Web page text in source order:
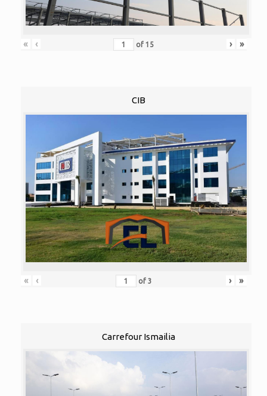
« ‹ of 15 › »
CIB
« ‹ of 3 › »
Carrefour Ismailia